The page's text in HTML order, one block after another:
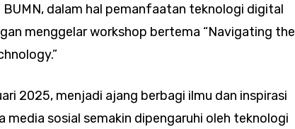
dalam hal pemanfaatan teknologi digital
menggelar workshop bertema “Navigating the
2025, menjadi ajang berbagi ilmu dan inspirasi
media sosial semakin dipengaruhi oleh teknologi